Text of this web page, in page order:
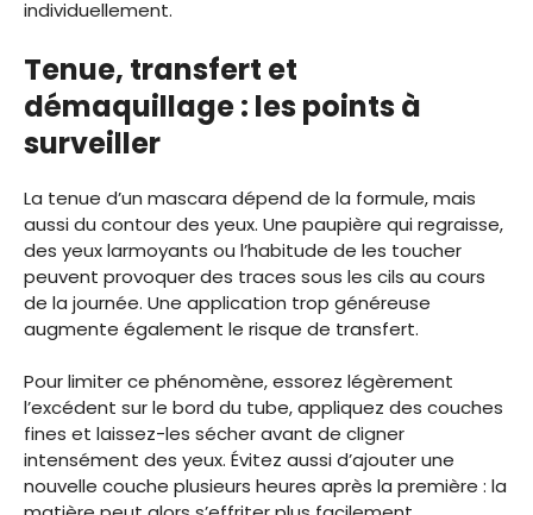
individuellement.
Tenue, transfert et
démaquillage : les points à
surveiller
La tenue d’un mascara dépend de la formule, mais
aussi du contour des yeux. Une paupière qui regraisse,
des yeux larmoyants ou l’habitude de les toucher
peuvent provoquer des traces sous les cils au cours
de la journée. Une application trop généreuse
augmente également le risque de transfert.
Pour limiter ce phénomène, essorez légèrement
l’excédent sur le bord du tube, appliquez des couches
fines et laissez-les sécher avant de cligner
intensément des yeux. Évitez aussi d’ajouter une
nouvelle couche plusieurs heures après la première : la